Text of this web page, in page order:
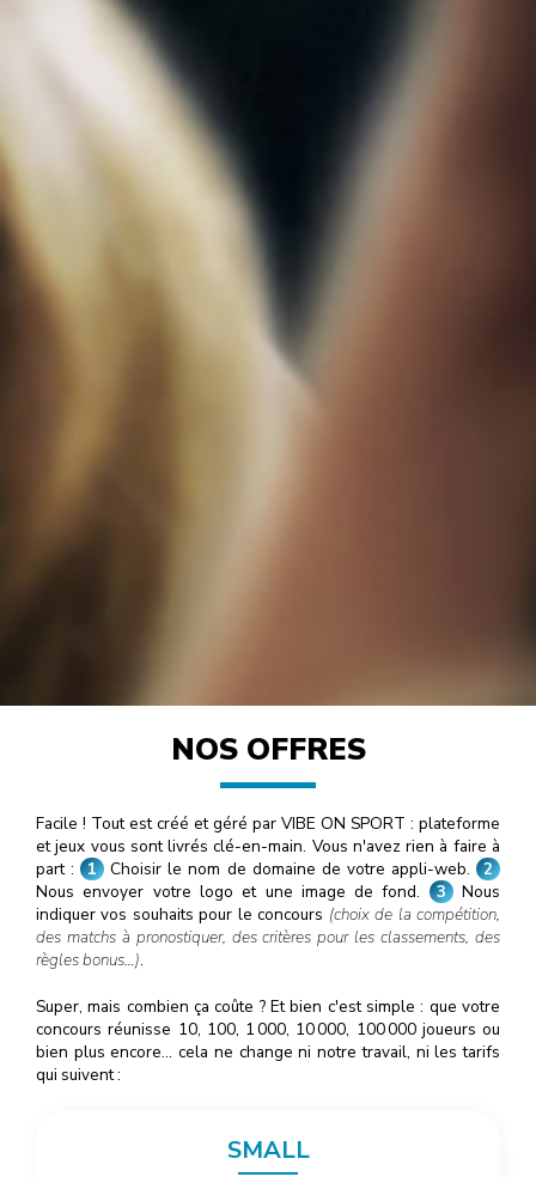
NOS OFFRES
Facile ! Tout est créé et géré par VIBE ON SPORT : plateforme
et jeux vous sont livrés clé-en-main. Vous n'avez rien à faire à
part : 1 Choisir le nom de domaine de votre appli-web. 2
Nous envoyer votre logo et une image de fond.
3 Nous
indiquer vos souhaits pour le concours (choix de la compétition,
des matchs à pronostiquer, des critères pour les classements, des
règles bonus…).
Super, mais combien ça coûte ? Et bien c'est simple : que votre
concours réunisse 10, 100, 1000, 10000, 100000joueurs ou
bien plus encore… cela ne change ni notre travail, ni les tarifs
qui suivent :
SMALL